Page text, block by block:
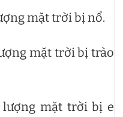
mặt trời bị nổ.
mặt trời bị trào
lượng mặt trời bị e